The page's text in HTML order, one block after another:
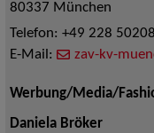
80337 München
Telefon: +49 228
E-Mail:
zav-kv-
Werbung/Media/
Daniela Bröker